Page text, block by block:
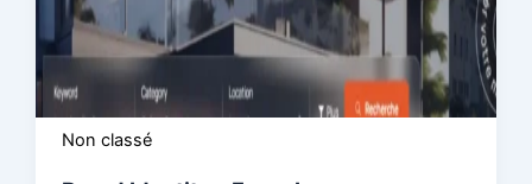
Non classé